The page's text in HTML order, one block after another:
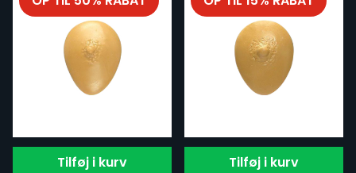
Tilføj i kurv Tilføj i kurv